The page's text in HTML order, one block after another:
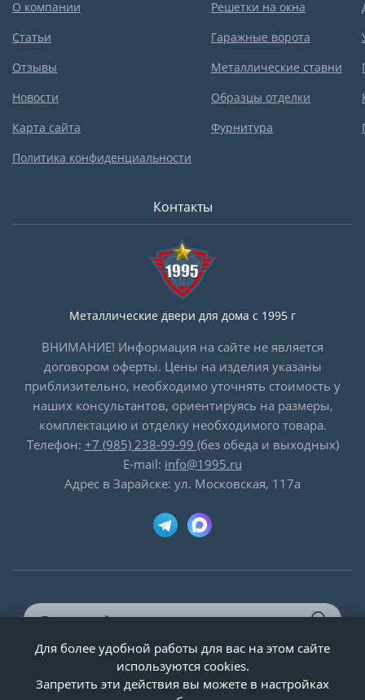
О компании
Статьи
Отзывы
Новости
Карта сайта
Политика конфиденциальности
Решетки на окна
Гаражные ворота
Металлические ставни
Образцы отделки
Фурнитура
Контакты
Металлические двери для дома с 1995 г
ВНИМАНИЕ! Информация на сайте не является
договором оферты. Цены на изделия указаны
приблизительно, необходимо уточнять стоимость у
наших консультантов, ориентируясь на размеры,
комплектацию и отделку необходимого товара.
Телефон: +7 (985) 238-99-99 (без обеда и выходных)
E-mail: info@1995.ru
Адрес в Зарайске: ул. Московская, 117а
© ООО «Двери-и-точка», ИНН 5020092947, 1995-2026 г.
Для более удобной работы для вас на этом сайте
используются cookies.
Запретить эти действия вы можете в настройках